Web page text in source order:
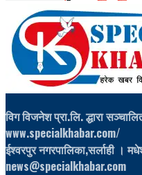
विग विजनेश प्रा.लि. द्धारा
www.specialkhabar.com/
ईश्‍वरपुर नगरपालिका,सर्लाही ।
news@specialkhabar.com